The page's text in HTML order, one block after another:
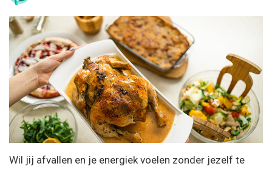
Wil jij afvallen en je energiek voelen zonder jezelf te